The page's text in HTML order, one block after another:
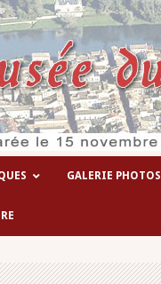
hôpitaux temporaires de la 1°
GALERIE PHOTOS